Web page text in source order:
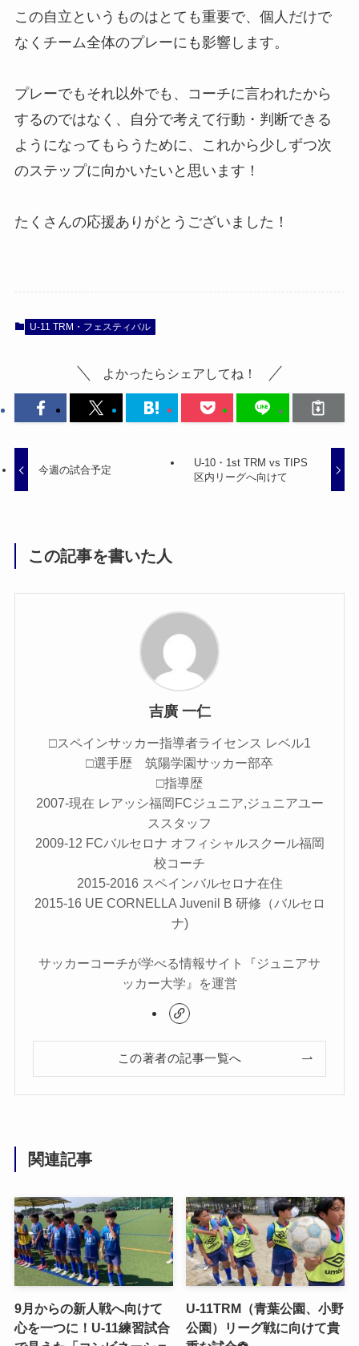
この自立というものはとても重要で、個人だけで
なくチーム全体のプレーにも影響します。
プレーでもそれ以外でも、コーチに言われたから
するのではなく、自分で考えて行動・判断できる
ようになってもらうために、これから少しずつ次
のステップに向かいたいと思います！
たくさんの応援ありがとうございました！
U-11 TRM・フェスティバル
よかったらシェアしてね！
今週の試合予定
U-10・1st TRM vs TIPS
区内リーグへ向けて
この記事を書いた人
吉廣 一仁
□スペインサッカー指導者ライセンス レベル1
□選手歴 筑陽学園サッカー部卒
□指導歴
2007-現在 レアッシ福岡FCジュニア,ジュニアユー
ススタッフ
2009-12 FCバルセロナ オフィシャルスクール福岡
校コーチ
2015-2016 スペインバルセロナ在住
2015-16 UE CORNELLA Juvenil B 研修（バルセロ
ナ)
サッカーコーチが学べる情報サイト『ジュニアサ
ッカー大学』を運営
この著者の記事一覧へ
関連記事
9月からの新人戦へ向けて
心を一つに！U-11練習試合
U-11TRM（青葉公園、小野
公園）リーグ戦に向けて貴